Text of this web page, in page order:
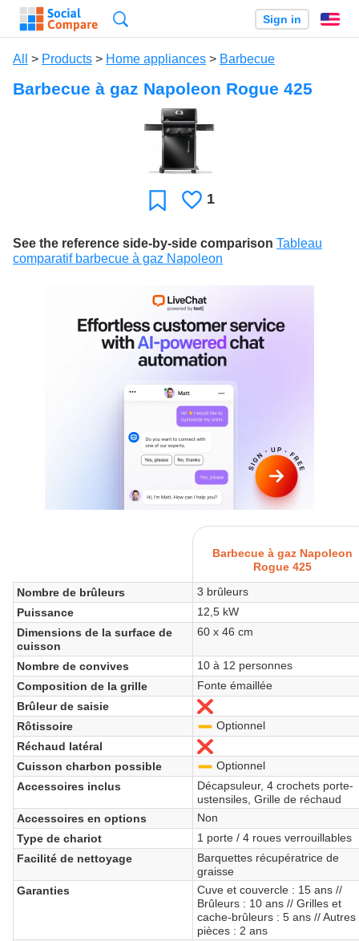
Sign in
All > Products > Home appliances > Barbecue
Barbecue à gaz Napoleon Rogue 425
FavoriteLikes
1
See the reference side-by-side comparison Tableau
comparatif barbecue à gaz Napoleon
Barbecue à gaz Napoleon
Rogue 425
Nombre de brûleurs
3 brûleurs
Puissance
12,5 kW
Dimensions de la surface de
cuisson
60 x 46 cm
Nombre de convives
10 à 12 personnes
Composition de la grille
Fonte émaillée
Brûleur de saisie
No
Rôtissoire
-Optionnel
Réchaud latéral
No
Cuisson charbon possible
-Optionnel
Accessoires inclus
Décapsuleur, 4 crochets porte-
ustensiles, Grille de réchaud
Accessoires en options
Non
Type de chariot
1 porte / 4 roues verrouillables
Facilité de nettoyage
Barquettes récupératrice de
graisse
Garanties
Cuve et couvercle : 15 ans //
Brûleurs : 10 ans // Grilles et
cache-brûleurs : 5 ans // Autres
pièces : 2 ans